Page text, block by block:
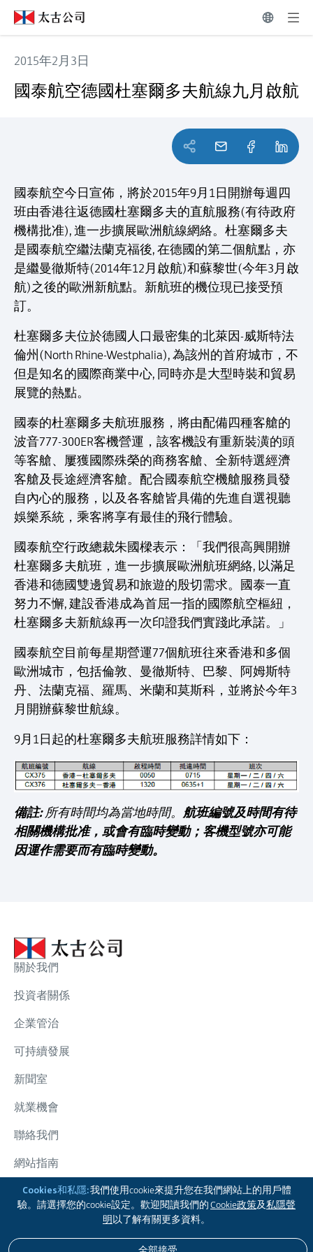
Cookies和私隱:我們使用cookie來提升您在我們網站上的用戶體
驗。請選擇您的cookie設定。歡迎閱讀我們的Cookie政策及私隱聲
明 以了解有關更多資料。
全部接受
2015年2月3日
國泰航空德國杜塞爾多夫航線九月啟航
國泰航空今日宣佈，將於2015年9月1日開辦每週四
班由香港往返德國杜塞爾多夫的直航服務(有待政府
機構批准), 進一步擴展歐洲航線網絡。杜塞爾多夫
是國泰航空繼法蘭克福後, 在德國的第二個航點，亦
是繼曼徹斯特(2014年12月啟航)和蘇黎世(今年3月啟
航)之後的歐洲新航點。新航班的機位現已接受預
訂。
杜塞爾多夫位於德國人口最密集的北萊因-威斯特法
倫州(North Rhine-Westphalia), 為該州的首府城市，不
但是知名的國際商業中心, 同時亦是大型時裝和貿易
展覽的熱點。
國泰的杜塞爾多夫航班服務，將由配備四種客艙的
波音777-300ER客機營運，該客機設有重新裝潢的頭
等客艙、屢獲國際殊榮的商務客艙、全新特選經濟
客艙及長途經濟客艙。配合國泰航空機艙服務員發
自內心的服務，以及各客艙皆具備的先進自選視聽
娛樂系統，乘客將享有最佳的飛行體驗。
國泰航空行政總裁朱國樑表示：「我們很高興開辦
杜塞爾多夫航班，進一步擴展歐洲航班網絡, 以滿足
香港和德國雙邊貿易和旅遊的殷切需求。國泰一直
努力不懈, 建設香港成為首屈一指的國際航空樞紐，
杜塞爾多夫新航線再一次印證我們實踐此承諾。」
國泰航空目前每星期營運77個航班往來香港和多個
歐洲城市，包括倫敦、曼徹斯特、巴黎、阿姆斯特
丹、法蘭克福、羅馬、米蘭和莫斯科，並將於今年3
月開辦蘇黎世航線。
9月1日起的杜塞爾多夫航班服務詳情如下：
備註:所有時間均為當地時間。 航班編號及時間有待
相關機構批准，或會有臨時變動；客機型號亦可能
因運作需要而有臨時變動。
關於我們
投資者關係
企業管治
可持續發展
新聞室
就業機會
聯絡我們
網站指南
太古集團